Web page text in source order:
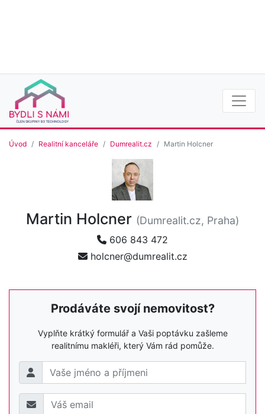
Úvod Realitní kanceláře Dumrealit.cz Martin Holcner
Martin Holcner (Dumrealit.cz, Praha)
606 843 472
holcner@dumrealit.cz
Prodáváte svojí nemovitost?
Vyplňte krátký formulář a Vaši poptávku zašleme
realitnímu makléři, který Vám rád pomůže.